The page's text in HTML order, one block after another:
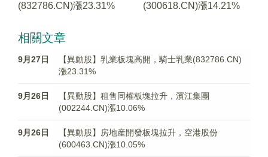
(832786.CN)漲23.31%
(300618.CN)漲14.21%
相關文章
9月27日
【異動股】乳業板塊高開，騎士乳業(832786.CN)
漲23.31%
9月26日
【異動股】租售同權板塊拉升，濱江集團
(002244.CN)漲10.06%
9月26日
【異動股】房地産開發板塊拉升，空港股份
(600463.CN)漲10.05%